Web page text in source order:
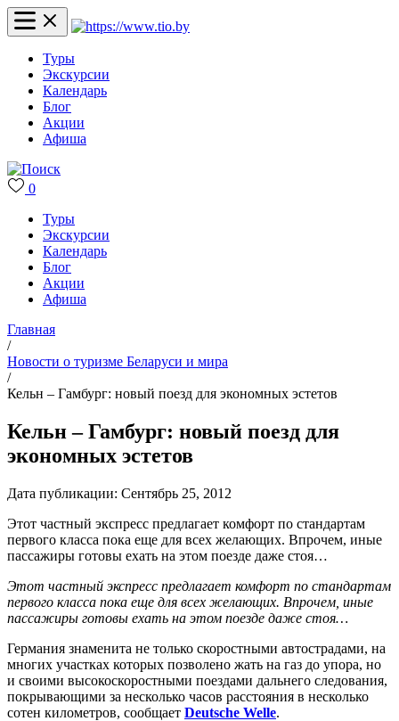
Туры
Экскурсии
Календарь
Блог
Акции
Афиша
0
Туры
Экскурсии
Календарь
Блог
Акции
Афиша
Главная
/
Новости о туризме Беларуси и мира
/
Кельн – Гамбург: новый поезд для экономных эстетов
Кельн – Гамбург: новый поезд для
экономных эстетов
Дата публикации: Сентябрь 25, 2012
Этот частный экспресс предлагает комфорт по стандартам
первого класса пока еще для всех желающих. Впрочем, иные
пассажиры готовы ехать на этом поезде даже стоя…
Этот частный экспресс предлагает комфорт по стандартам
первого класса пока еще для всех желающих. Впрочем, иные
пассажиры готовы ехать на этом поезде даже стоя…
Германия знаменита не только скоростными автострадами, на
многих участках которых позволено жать на газ до упора, но
и своими высокоскоростными поездами дальнего следования,
покрывающими за несколько часов расстояния в несколько
сотен километров, сообщает Deutsche Welle.